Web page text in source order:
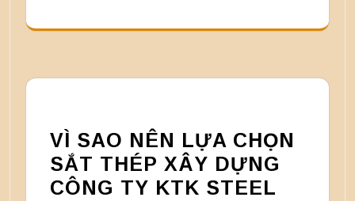
VÌ SAO NÊN LỰA CHỌN
SẮT THÉP XÂY DỰNG
CÔNG TY KTK STEEL